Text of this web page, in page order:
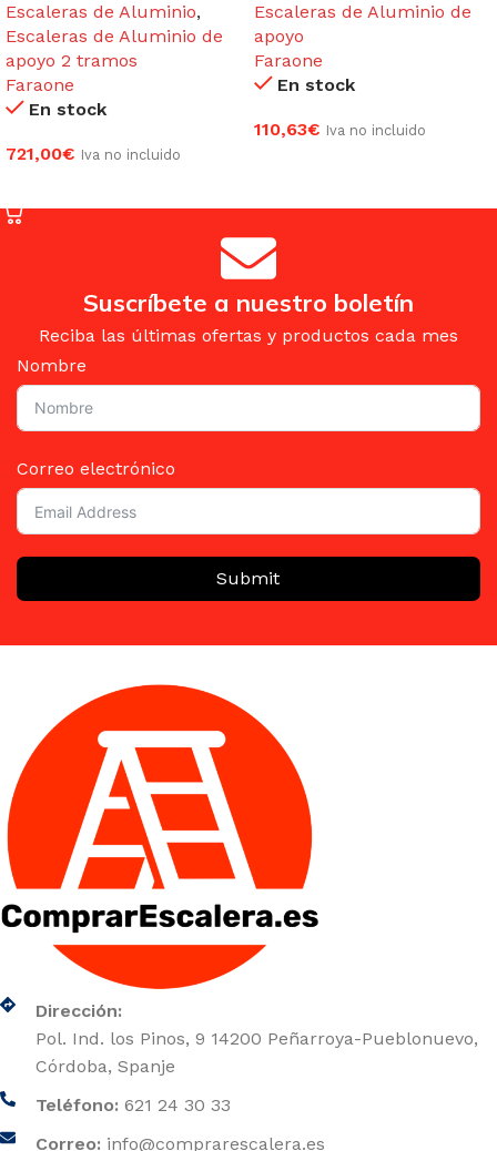
Escaleras de Aluminio,
Escaleras de Aluminio de
apoyo 2 tramos
Faraone
En stock
721,00€ Iva no incluido
Escaleras de Aluminio de
apoyo
Faraone
En stock
110,63€ Iva no incluido
Suscríbete a nuestro boletín
Reciba las últimas ofertas y productos cada mes
Nombre
Correo electrónico
Submit
Dirección:
Pol. Ind. los Pinos, 9 14200 Peñarroya-Pueblonuevo,
Córdoba, Spanje
Teléfono: 621 24 30 33
Correo: info@comprarescalera.es